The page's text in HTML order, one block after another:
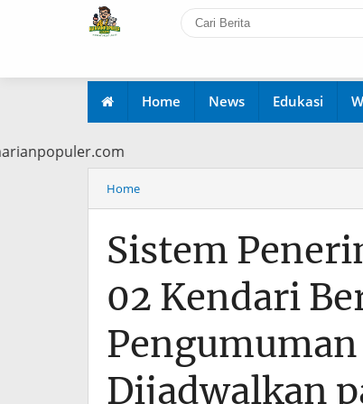
Home News Edukasi
Home
Sistem
02 Kendari
Dijadwalkan